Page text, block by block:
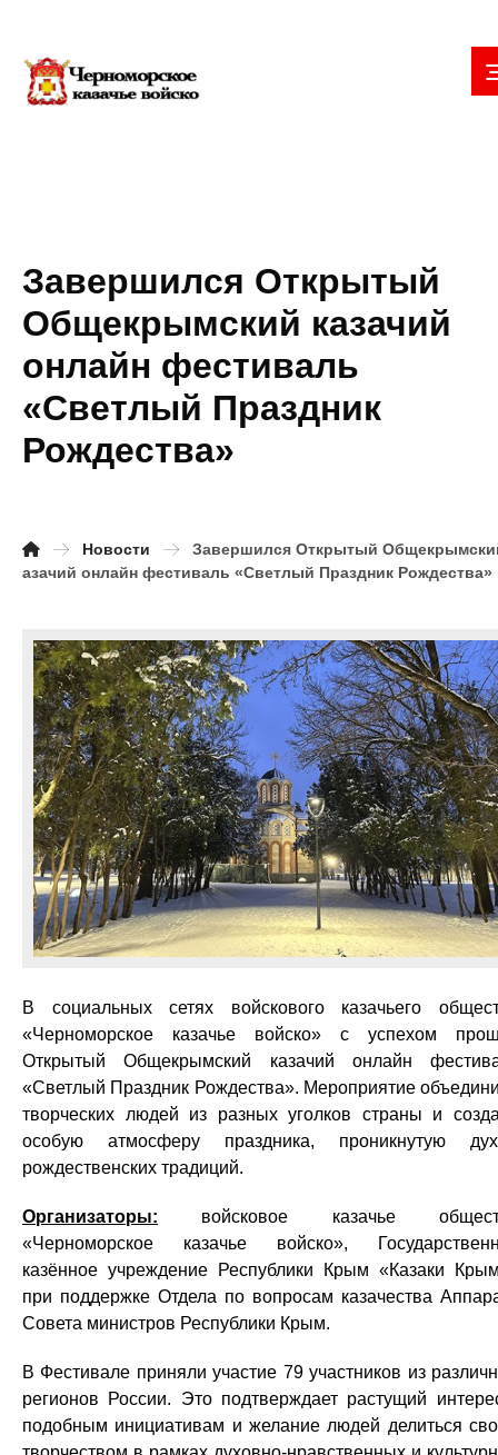
Завершился Открытый
Общекрымский казачий
онлайн фестиваль
«Светлый Праздник
Рождества»
Новости
Завершился Открытый
азачий онлайн фестиваль «Светлый Праздник Рождества»
В социальных сетях войскового казачьего
«Черноморское казачье войско» с успехом
Открытый Общекрымский казачий онлайн
«Светлый Праздник Рождества». Мероприятие
творческих людей из разных уголков страны и
особую атмосферу праздника, проникнутую
рождественских традиций.
Организаторы: войсковое казачье
«Черноморское казачье войско»,
казённое учреждение Республики Крым «Казаки
при поддержке Отдела по вопросам казачества
Совета министров Республики Крым.
В Фестивале приняли участие 79 участников из
регионов России. Это подтверждает растущий
подобным инициативам и желание людей делиться